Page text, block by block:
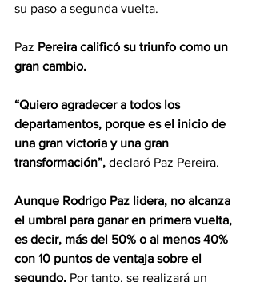
su paso a segunda vuelta.
Paz Pereira calificó su triunfo como un
gran cambio.
“Quiero agradecer a todos los
departamentos, porque es el inicio de
una gran victoria y una gran
transformación”, declaró Paz Pereira.
Aunque Rodrigo Paz lidera, no alcanza
el umbral para ganar en primera vuelta,
es decir, más del 50% o al menos 40%
con 10 puntos de ventaja sobre el
segundo. Por tanto, se realizará un